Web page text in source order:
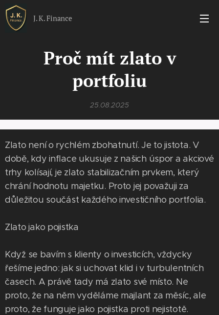
J. K. Finance
Proč mít zlato v
portfoliu
25.08.2025
Zlato není o rychlém zbohatnutí. Je to jistota. V
době, kdy inflace ukusuje z našich úspor a akciové
trhy kolísají, je zlato stabilizačním prvkem, který
chrání hodnotu majetku. Proto jej považuji za
důležitou součást každého investičního portfolia.
Zlato jako pojistka
Když se bavím s klienty o investicích, vždycky
řešíme jedno: jak si uchovat klid i v turbulentních
časech. A právě tady má zlato své místo. Ne
proto, že na něm vyděláme majlant za měsíc, ale
proto, že funguje jako pojistka proti nejistotě.